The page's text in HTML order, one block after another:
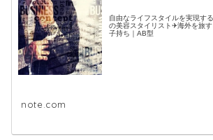
自由なライフスタイルを実現す
の美容スタイリスト✈海外を旅
子持ち｜AB型
note.com